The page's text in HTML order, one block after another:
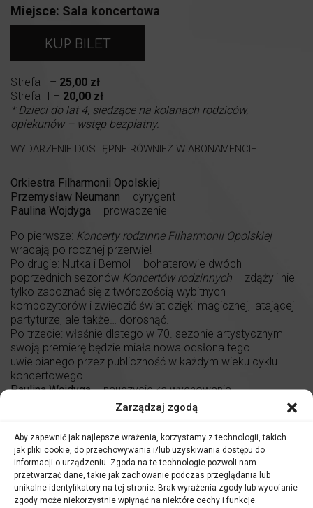
Zarządzaj zgodą
Aby zapewnić jak najlepsze wrażenia, korzystamy z technologii, takich
jak pliki cookie, do przechowywania i/lub uzyskiwania dostępu do
informacji o urządzeniu. Zgoda na te technologie pozwoli nam
przetwarzać dane, takie jak zachowanie podczas przeglądania lub
unikalne identyfikatory na tej stronie. Brak wyrażenia zgody lub wycofanie
zgody może niekorzystnie wpłynąć na niektóre cechy i funkcje.
Miejsce: Sala koncertowa
KUP BILET
Strefa I – 25,00 zł
Strefa II – 20,00 zł
* Dzieci do lat 4, siedzące na kolanach rodziców,
opiekunów – wstęp bezpłatny.
WYDARZENIE DOSTĘPNE RÓWNIEŻ W ABONAMENCIE
Orkiestra Filharmonii Opolskiej
Przemysław Neumann – dyrygent
Paulina Wojdyga – prowadzenie
Po pierwsze: Koncerty rodzinne Filharmonii Opolskiej
wracają po rocznej przerwie!
Po drugie: Nutka i Bemol – bohaterowie dwóch
poprzednich sezonów Koncertów rodzinnych – zdążyli nie
tylko zapoznać się z twórczością wybitnych
kompozytorów i zwiedzić świat dzięki magicznej, latającej
partyturze, ale także… dorosnąć.
Po trzecie: właśnie dlatego w 70. sezonie artystycznym
swoją premierę będzie miała nowa odsłona tego
uwielbianego przez publiczność w każdym wieku cyklu
koncertowego.
Paulina Wojdyga– nauczycielka wychowania
przedszkolnego, edukatorka kulturalna, wielka miłośniczka
delikatności, a przy tym – wulkan kreatywnej energii. Mama,
która faktycznie wychowuje swoje dzieci przez sztukę. Do
tej pory zdradzała pomysły na twórcze spędzanie czasu z
maluchami ponad dziesięciotysięcznej społeczności
zgromadzonej wokół jej konta na Instagramie. Teraz
opowie swojeProste historyjki o muzyceopolskiej